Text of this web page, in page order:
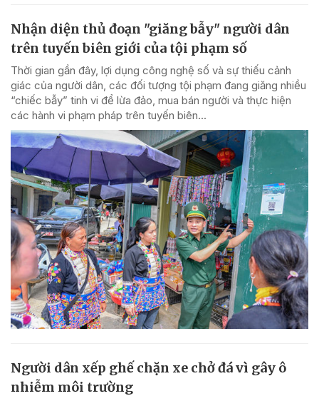
Nhận diện thủ đoạn "giăng bẫy" người dân
trên tuyến biên giới của tội phạm số
Thời gian gần đây, lợi dụng công nghệ số và sự thiếu cảnh
giác của người dân, các đối tượng tội phạm đang giăng nhiều
“chiếc bẫy” tinh vi để lừa đảo, mua bán người và thực hiện
các hành vi phạm pháp trên tuyến biên...
Người dân xếp ghế chặn xe chở đá vì gây ô
nhiễm môi trường